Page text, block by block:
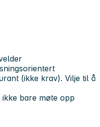
(ikke krav). Vilje til å
bare møte opp